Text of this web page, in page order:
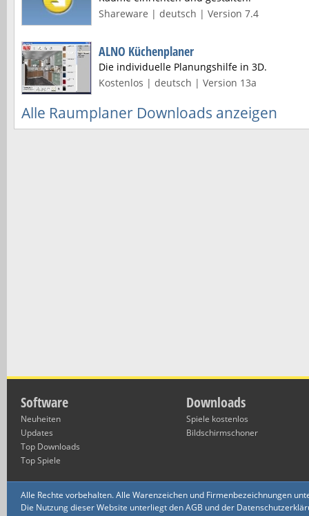
Shareware | deutsch | Version 7.4
ALNO Küchenplaner
Die individuelle Planungshilfe in 3D.
Kostenlos | deutsch | Version 13a
Alle Raumplaner Downloads anzeigen
Software
Neuheiten
Updates
Top Downloads
Top Spiele
Downloads
Spiele kostenlos
Bildschirmschoner
Alle Rechte vorbehalten. Alle Warenzeichen und Firmenbezeichnungen
Die Nutzung dieser Website unterliegt den AGB und der